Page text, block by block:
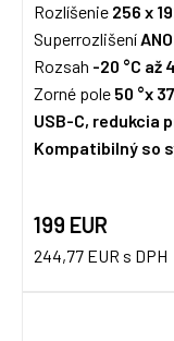
Rozlíšenie 256 x
Superrozlišení ANO
Rozsah -20 °C až
Zorné pole 50 °x
USB-C, redukcia
Kompatibilný so
199 EUR
244,77 EUR s DPH